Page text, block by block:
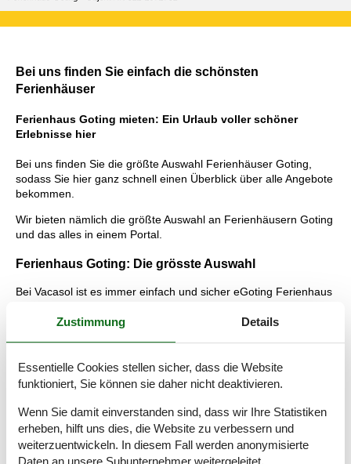
Bei uns finden Sie einfach die schönsten
Ferienhäuser
Ferienhaus Goting mieten: Ein Urlaub voller schöner
Erlebnisse hier
Bei uns finden Sie die größte Auswahl Ferienhäuser Goting,
sodass Sie hier ganz schnell einen Überblick über alle Angebote
bekommen.
Wir bieten nämlich die größte Auswahl an Ferienhäusern Goting
und das alles in einem Portal.
Ferienhaus Goting: Die grösste Auswahl
Bei Vacasol ist es immer einfach und sicher eGoting Ferienhaus
Dies gibt Ihnen einen schnellen Überblick über alle
Ferienhäuser - einfach und sicher. Das bedeutet für Sie, dass
Sie sich auf dieser Seite schnell einen Überblick über alle
Möglichkeiten machen können um den Urlaub zu planen. Lesen
Sie mehr auf dieser Seite über die schöne Urlaubserlebnisse,
die Sie Goting erwarten, und über die Vorteile, die Sie kriegen,
wenn Sie bei uns ein vermietetes Ferienhaus Goting buchen.
Tipps: Urlaubserlebnisse Goting
Zustimmung Details
Essentielle Cookies stellen sicher, dass die Website
funktioniert, Sie können sie daher nicht deaktivieren.
Wenn Sie damit einverstanden sind, dass wir Ihre Statistiken
erheben, hilft uns dies, die Website zu verbessern und
weiterzuentwickeln. In diesem Fall werden anonymisierte